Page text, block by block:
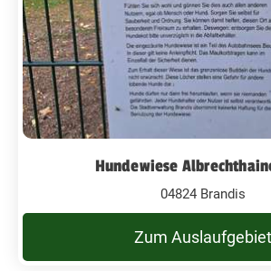
Hundewiese
04824 Brandis
Zum Auslaufgebiet